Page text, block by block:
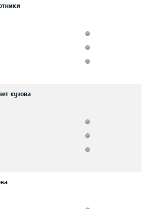
кузова